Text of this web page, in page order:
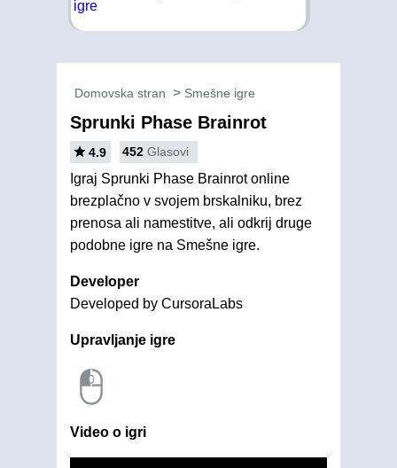
Domovska stran Smešne igre
Sprunki Phase Brainrot
4.9 452 Glasovi
Igraj Sprunki Phase Brainrot online
brezplačno v svojem brskalniku, brez
prenosa ali namestitve, ali odkrij druge
podobne igre na Smešne igre.
Developer
Developed by CursoraLabs
Upravljanje igre
Video o igri